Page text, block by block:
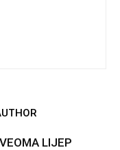
LIJEP